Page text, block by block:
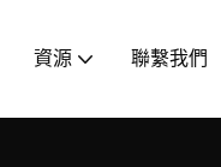
資源 聯繫我們